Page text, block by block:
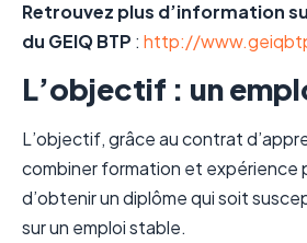
Retrouvez plus d’information
du GEIQ BTP : http://
L’objectif : un
L’objectif, grâce au contrat
combiner formation et expérience
d’obtenir un diplôme qui soit
sur un emploi stable.